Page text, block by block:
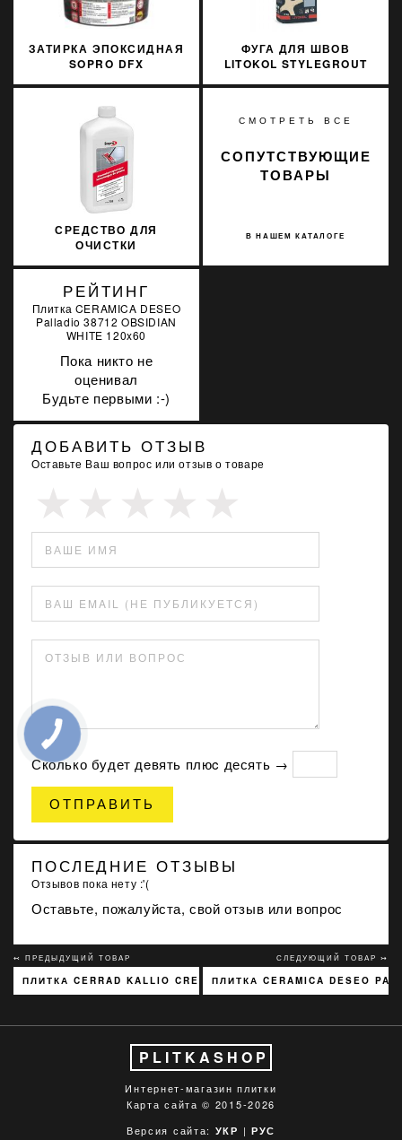
ЗАТИРКА ЭПОКСИДНАЯ
SOPRO DFX
ФУГА ДЛЯ ШВОВ
LITOKOL STYLEGROUT
СРЕДСТВО ДЛЯ
ОЧИСТКИ
СМОТРЕТЬ ВСЕ
В НАШЕМ КАТАЛОГЕ
СОПУТСТВУЮЩИЕ
ТОВАРЫ
РЕЙТИНГ
Плитка CERAMICA DESEO
Palladio 38712 OBSIDIAN
WHITE 120x60
Пока никто не
оценивал
Будьте первыми :-)
ДОБАВИТЬ ОТЗЫВ
Оставьте Ваш вопрос или отзыв о товаре
ВАШЕ ИМЯ
ВАШ EMAIL (НЕ ПУБЛИКУЕТСЯ)
ОТЗЫВ ИЛИ ВОПРОС
Сколько будет дeвять плюc десять →
ОТПРАВИТЬ
ПОСЛЕДНИЕ ОТЗЫВЫ
Отзывов пока нету :'(
Оставьте, пожалуйста, свой отзыв или вопрос
↢ ПРЕДЫДУЩИЙ ТОВАР
ПЛИТКА CERRAD KALLIO CREAM 3768 15X45
СЛЕДУЮЩИЙ ТОВАР ↣
ПЛИТКА CERAMICA DESEO
PLITKASHOP
Интернет-магазин плитки
Карта сайта © 2015-2026
Версия сайта: УКР | РУС